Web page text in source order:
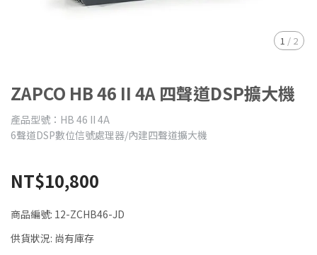
1 / 2
ZAPCO HB 46 II 4A 四聲道DSP擴大機
產品型號：HB 46 II 4A
6聲道DSP數位信號處理器/內建四聲道擴大機
NT$10,800
商品編號: 12-ZCHB46-JD
供貨狀況: 尚有庫存